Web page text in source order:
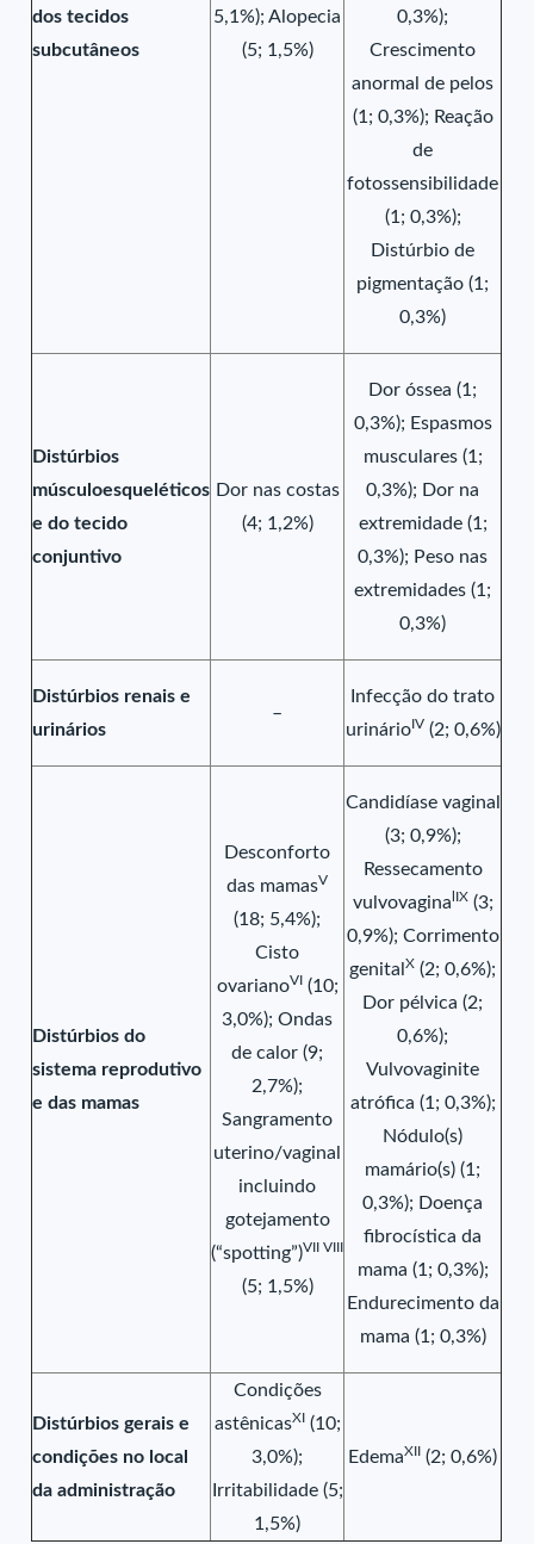
dos tecidos
subcutâneos
5,1%); Alopecia
(5; 1,5%)
0,3%);
Crescimento
anormal de pelos
(1; 0,3%); Reação
de
fotossensibilidade
(1; 0,3%);
Distúrbio de
pigmentação (1;
0,3%)
Distúrbios
músculoesqueléticos
e do tecido
conjuntivo
Dor nas costas
(4; 1,2%)
Dor óssea (1;
0,3%); Espasmos
musculares (1;
0,3%); Dor na
extremidade (1;
0,3%); Peso nas
extremidades (1;
0,3%)
Distúrbios renais e
urinários
–
Infecção do trato
urinárioIV (2; 0,6%)
Distúrbios do
sistema reprodutivo
e das mamas
Desconforto
das mamasV
(18; 5,4%);
Cisto
ovarianoVI(10;
3,0%); Ondas
de calor (9;
2,7%);
Sangramento
uterino/vaginal
incluindo
gotejamento
(“spotting”)VII VIII
(5; 1,5%)
Candidíase vaginal
(3; 0,9%);
Ressecamento
vulvovagina lIX(3;
0,9%); Corrimento
genitalX (2; 0,6%);
Dor pélvica (2;
0,6%);
Vulvovaginite
atrófica (1; 0,3%);
Nódulo(s)
mamário(s) (1;
0,3%); Doença
fibrocística da
mama (1; 0,3%);
Endurecimento da
mama (1; 0,3%)
Distúrbios gerais e
condições no local
da administração
Condições
astênicasXI(10;
3,0%);
Irritabilidade (5;
1,5%)
EdemaXII (2; 0,6%)